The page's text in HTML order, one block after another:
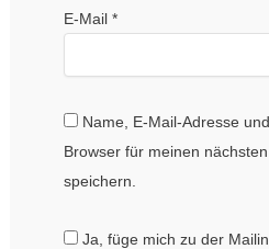
E-Mail*
Name, E-Mail-Adresse
Browser für meinen
speichern.
Ja, füge mich zu der